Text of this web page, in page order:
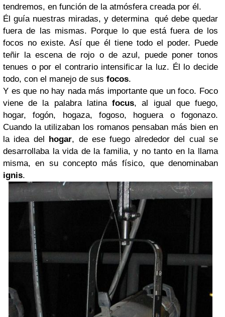
tendremos, en función de la atmósfera creada por él.
Él guía nuestras miradas, y determina qué debe quedar
fuera de las mismas. Porque lo que está fuera de los
focos no existe. Así que él tiene todo el poder. Puede
teñir la escena de rojo o de azul, puede poner tonos
tenues o por el contrario intensificar la luz. Él lo decide
todo, con el manejo de sus focos.
Y es que no hay nada más importante que un foco. Foco
viene de la palabra latinafocus, al igual que fuego,
hogar, fogón, hogaza, fogoso, hoguera o fogonazo.
Cuando la utilizaban los romanos pensaban más bien en
la idea del hogar, de ese fuego alrededor del cual se
desarrollaba la vida de la familia, y no tanto en la llama
misma, en su concepto más físico, que denominaban
ignis.